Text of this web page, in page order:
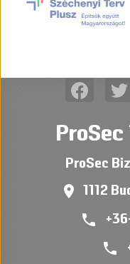
ProSec
place 1112
phone
phone